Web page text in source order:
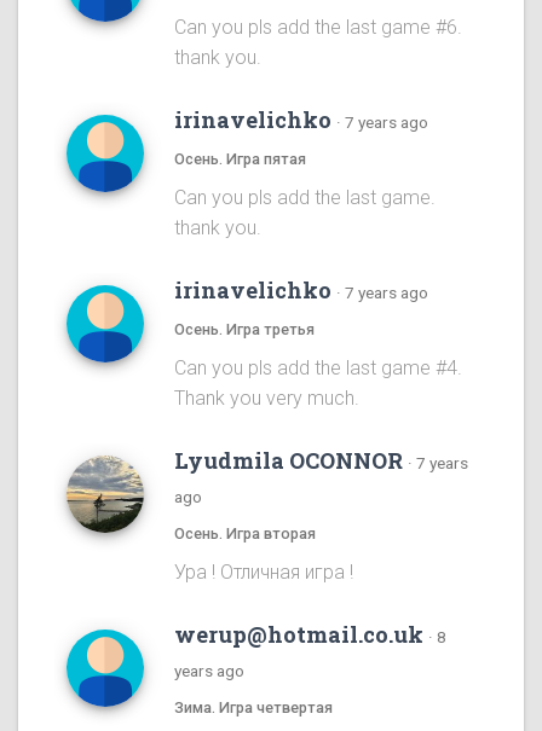
Can you pls add the last game #6.
thank you.
irinavelichko · 7 years ago
Осень. Игра пятая
Can you pls add the last game.
thank you.
irinavelichko · 7 years ago
Осень. Игра третья
Can you pls add the last game #4.
Thank you very much.
Lyudmila OCONNOR · 7 years
ago
Осень. Игра вторая
Ура ! Отличная игра !
werup@hotmail.co.uk · 8
years ago
Зима. Игра четвертая